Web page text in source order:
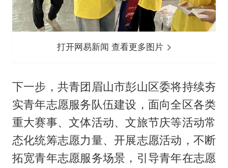
打开网易新闻 查看更多图片
下一步，共青团眉山市彭山区委将持续夯
实青年志愿服务队伍建设，面向全区各类
重大赛事、文体活动、文旅节庆等活动常
态化统筹志愿力量、开展志愿活动，不断
拓宽青年志愿服务场景，引导青年在志愿